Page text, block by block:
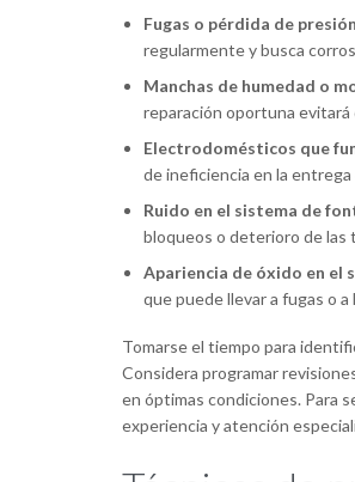
Fugas o pérdida de
regularmente y busca
Manchas de humedad o
reparación oportuna
Electrodomésticos que
de ineficiencia en la
Ruido en el sistema de
bloqueos o deterioro de las
Apariencia de óxido en el
que puede llevar a fugas o a
Tomarse el tiempo para
Considera programar
en óptimas condiciones. Para
experiencia y atención